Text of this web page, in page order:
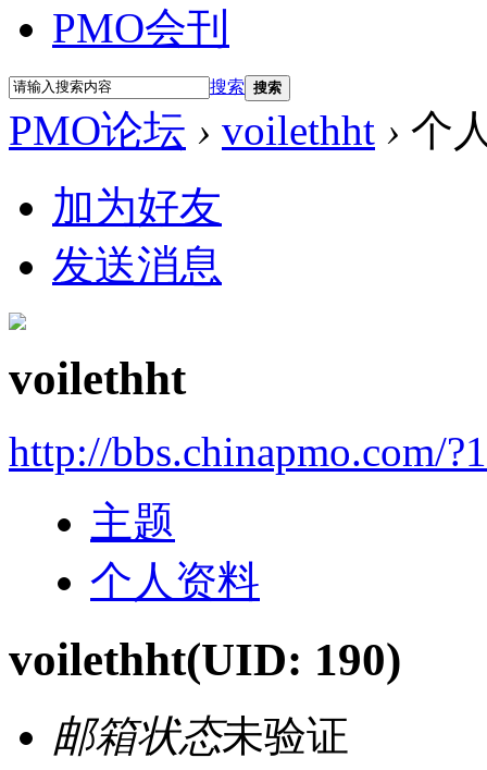
PMO会刊
搜索 搜索
PMO论坛 › voilethht › 个
加为好友
发送消息
voilethht
http://bbs.chinapmo.com/
主题
个人资料
voilethht(UID: 190)
邮箱状态未验证